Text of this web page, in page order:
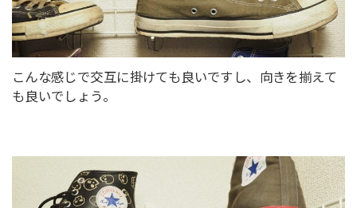
こんな感じで交互に掛けても良いですし、向きを揃えて
も良いでしょう。